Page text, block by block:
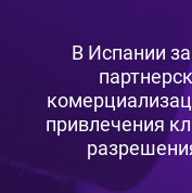
В Испании
привлечения